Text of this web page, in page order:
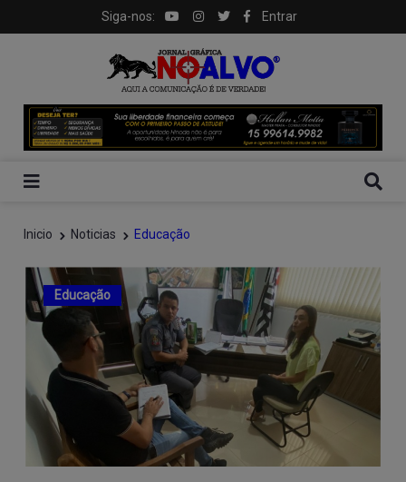
Siga-nos: Entrar
Inicio Noticias Educação
Educação